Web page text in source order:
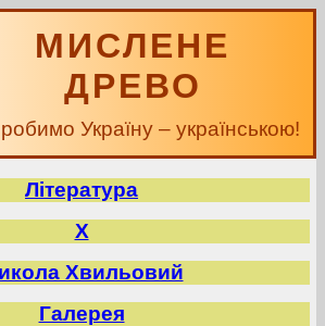
МИСЛЕНЕ
ДРЕВО
Україну – українською!
Література
Х
Хвильовий
Галерея